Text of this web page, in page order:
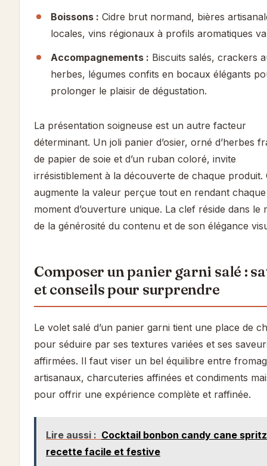
Boissons : Cidre brut normand, bières
locales, vins régionaux à profils aromatiques
Accompagnements : Biscuits salés, crackers
herbes, légumes confits en bocaux élégants
prolonger le plaisir de dégustation.
La présentation soigneuse est un autre facteur
déterminant. Un joli panier d’osier, orné d’herbes
de papier de soie et d’un ruban coloré, invite
irrésistiblement à la découverte de chaque produit.
augmente la valeur perçue tout en rendant chaque
moment d’ouverture unique. La clef réside dans le
de la générosité du contenu et de son élégance
Composer un panier garni salé :
et conseils pour surprendre
Le volet salé d’un panier garni tient une place de
pour séduire par ses textures variées et ses
affirmées. Il faut viser un bel équilibre entre
artisanaux, charcuteries affinées et condiments
pour offrir une expérience complète et raffinée.
Lire aussi : Cocktail bonbon candy cane
recette facile et festive